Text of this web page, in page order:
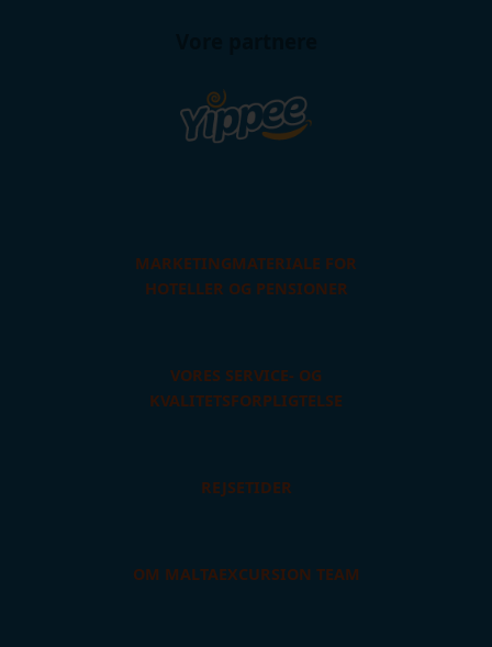
MARKETINGMATERIALE FOR
HOTELLER OG PENSIONER
VORES SERVICE- OG
KVALITETSFORPLIGTELSE
REJSETIDER
OM MALTAEXCURSION TEAM